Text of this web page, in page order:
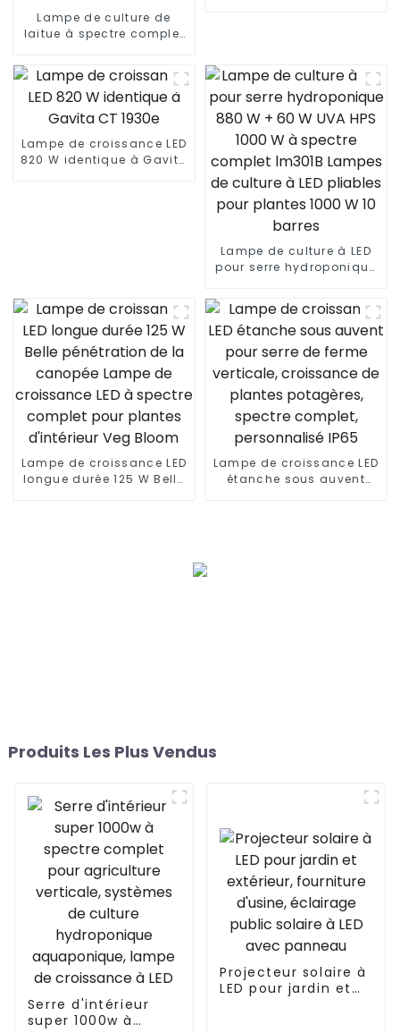
Lampe de culture de
laitue à spectre complet
efficacité, semis de
légumes, floraison,
horticole, lampe de
Lampe de croissance LED
820 W identique à Gavita
Lampe de culture à LED
pour serre hydroponique
1000 W à spectre complet
lm301B Lampes de
culture à LED pliables
pour plantes 1000 W 10
Lampe de croissance LED
longue durée 125 W Belle
Lampe de croissance LED
étanche sous auvent
Produits Les Plus Vendus
Serre d'intérieur
super 1000w à
Projecteur solaire à
LED pour jardin et